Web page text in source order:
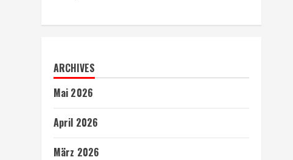
ARCHIVES
Mai 2026
April 2026
März 2026